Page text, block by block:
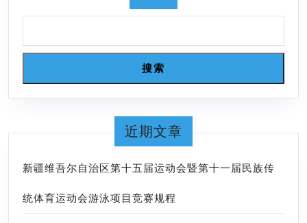
赛
程
规
搜索
近期文章
新疆维吾尔自治区第十五届运动会暨第十一届民族传
统体育运动会游泳项目竞赛规程